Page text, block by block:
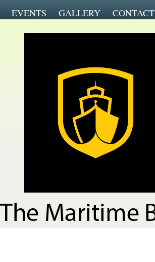
EVENTS GALLERY CONTACT